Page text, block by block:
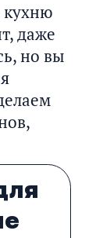
кухню
даже
но вы